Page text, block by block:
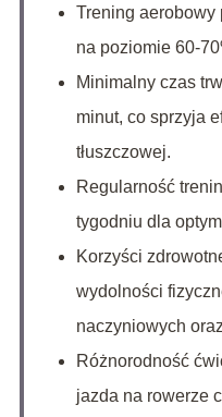
Trening aerobowy
na poziomie 60-
Minimalny czas
minut, co sprzyja
tłuszczowej.
Regularność
tygodniu dla
Korzyści
wydolności
naczyniowych
Różnorodność
jazda na rowerze